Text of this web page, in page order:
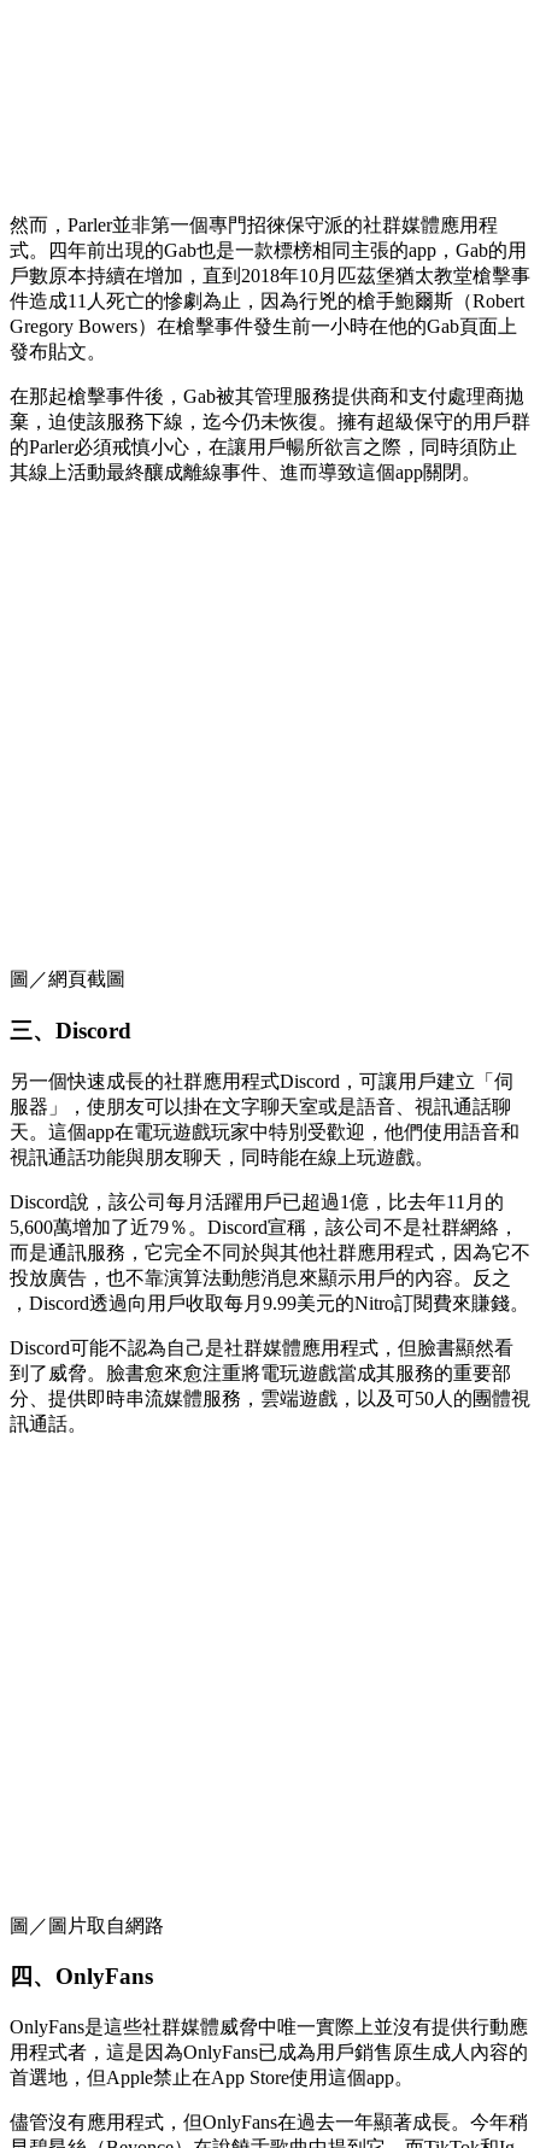
然而，Parler並非第一個專門招徠保守派的社群媒體應用程
式。四年前出現的Gab也是一款標榜相同主張的app，Gab的用
戶數原本持續在增加，直到2018年10月匹茲堡猶太教堂槍擊事
件造成11人死亡的慘劇為止，因為行兇的槍手鮑爾斯（Robert
Gregory Bowers）在槍擊事件發生前一小時在他的Gab頁面上
發布貼文。
在那起槍擊事件後，Gab被其管理服務提供商和支付處理商拋
棄，迫使該服務下線，迄今仍未恢復。擁有超級保守的用戶群
的Parler必須戒慎小心，在讓用戶暢所欲言之際，同時須防止
其線上活動最終釀成離線事件、進而導致這個app關閉。
圖／網頁截圖
三、Discord
另一個快速成長的社群應用程式Discord，可讓用戶建立「伺
服器」，使朋友可以掛在文字聊天室或是語音、視訊通話聊
天。這個app在電玩遊戲玩家中特別受歡迎，他們使用語音和
視訊通話功能與朋友聊天，同時能在線上玩遊戲。
Discord說，該公司每月活躍用戶已超過1億，比去年11月的
5,600萬增加了近79％。Discord宣稱，該公司不是社群網絡，
而是通訊服務，它完全不同於與其他社群應用程式，因為它不
投放廣告，也不靠演算法動態消息來顯示用戶的內容。反之
，Discord透過向用戶收取每月9.99美元的Nitro訂閱費來賺錢。
Discord可能不認為自己是社群媒體應用程式，但臉書顯然看
到了威脅。臉書愈來愈注重將電玩遊戲當成其服務的重要部
分、提供即時串流媒體服務，雲端遊戲，以及可50人的團體視
訊通話。
圖／圖片取自網路
四、OnlyFans
OnlyFans是這些社群媒體威脅中唯一實際上並沒有提供行動應
用程式者，這是因為OnlyFans已成為用戶銷售原生成人內容的
首選地，但Apple禁止在App Store使用這個app。
儘管沒有應用程式，但OnlyFans在過去一年顯著成長。今年稍